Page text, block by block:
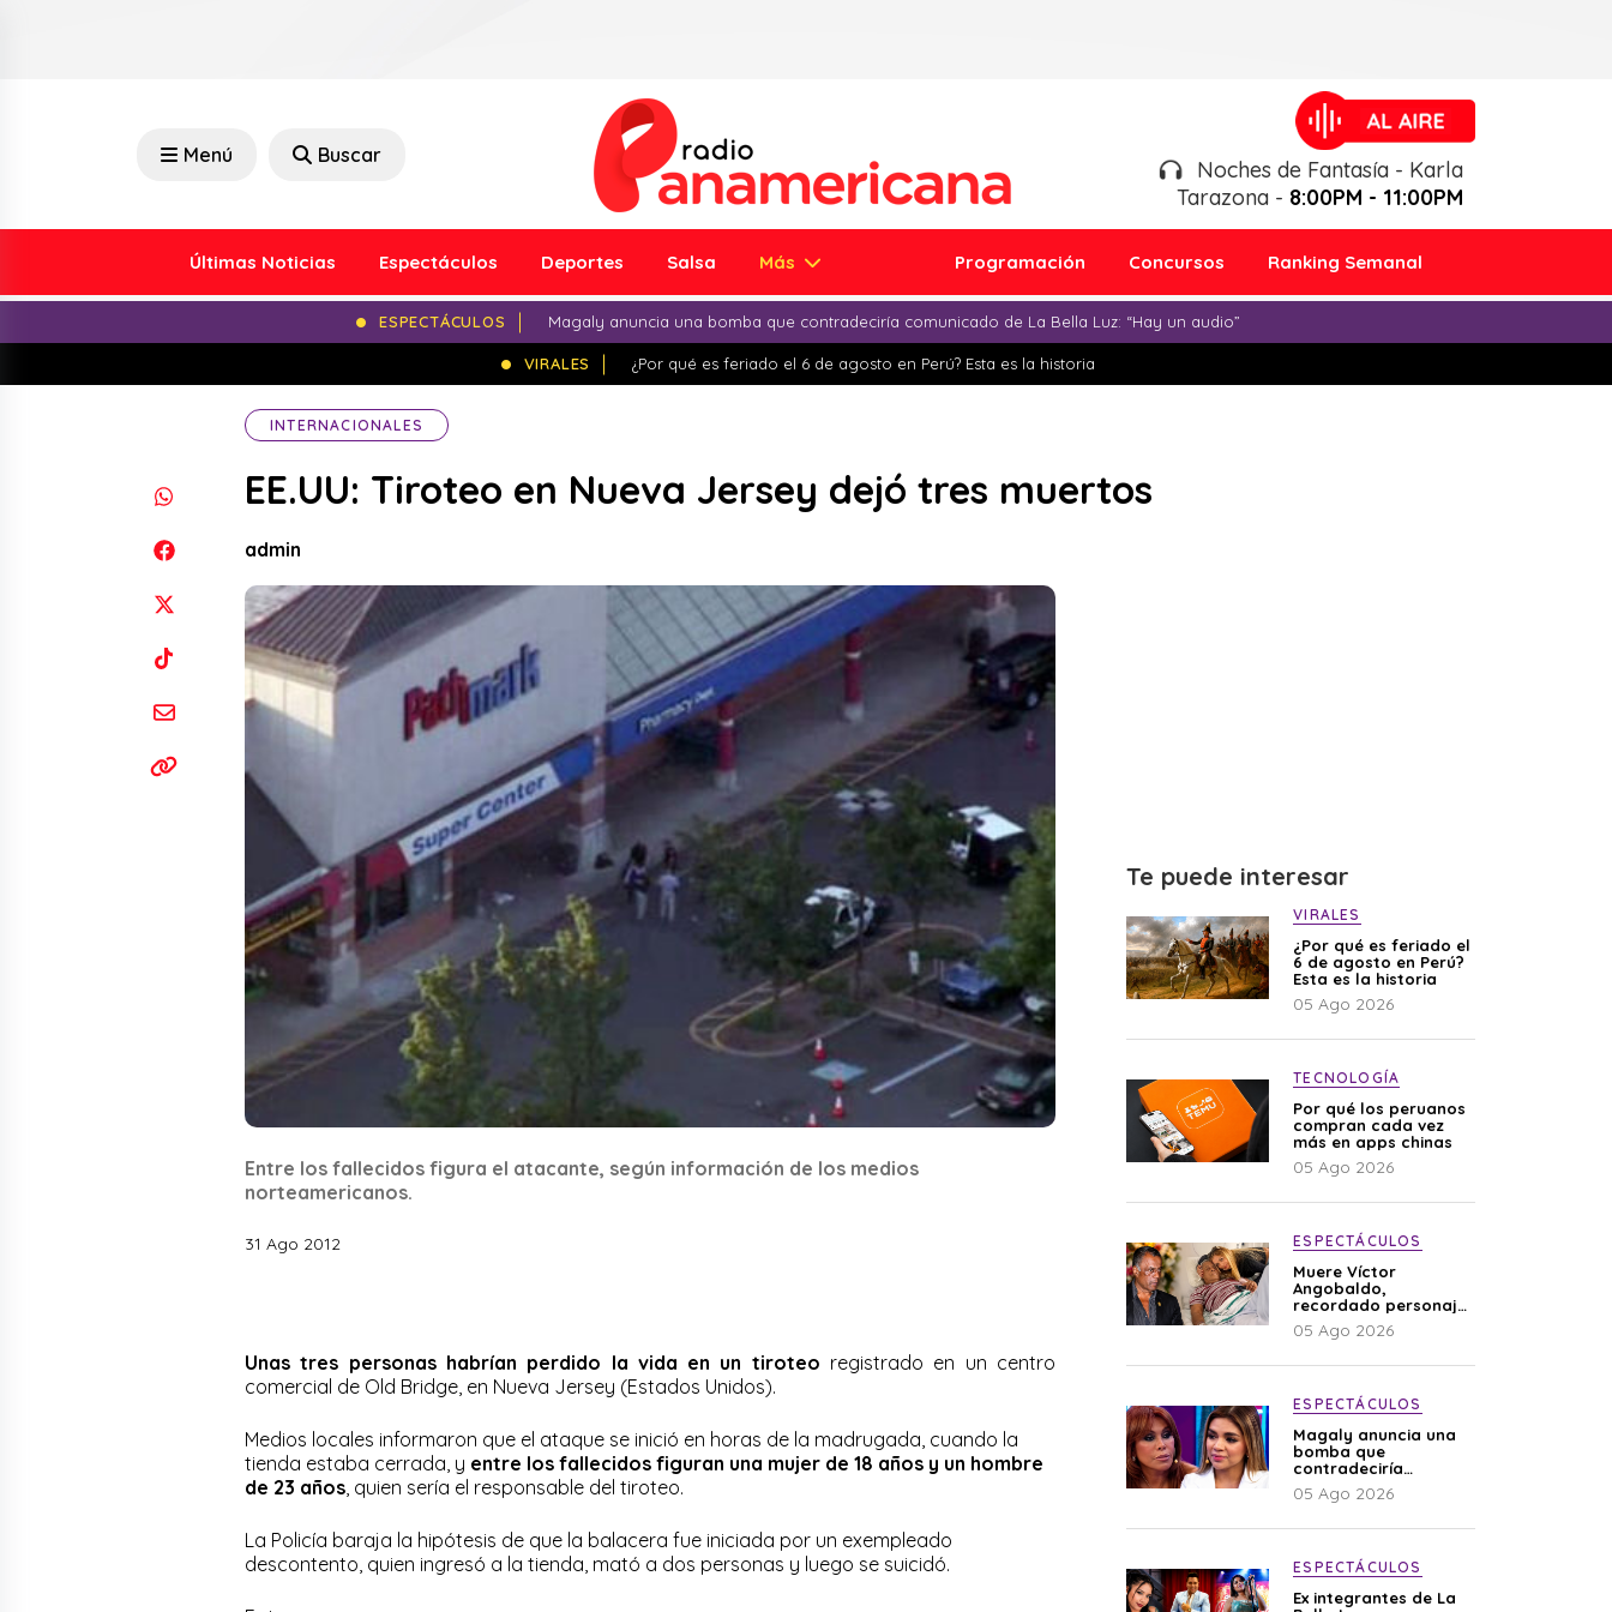
Menú Buscar
Noches de Fantasía - Karla
Tarazona - 8:00PM - 11:00PM
Últimas Noticias Espectáculos Deportes Salsa Más Programación Concursos Ranking Semanal
ESPECTÁCULOS Magaly anuncia una bomba que contradeciría comunicado de La Bella Luz: “Hay un audio”
VIRALES ¿Por qué es feriado el 6 de agosto en Perú? Esta es la historia
INTERNACIONALES
EE.UU: Tiroteo en Nueva Jersey dejó tres muertos
admin
Entre los fallecidos figura el atacante, según información de los medios
norteamericanos.
31 Ago 2012
Unas tres personas habrían perdido la vida en un tiroteo registrado en un centro
comercial de Old Bridge, en Nueva Jersey (Estados Unidos).
Medios locales informaron que el ataque se inició en horas de la madrugada, cuando la
tienda estaba cerrada, y entre los fallecidos figuran una mujer de 18 años y un hombre
de 23 años , quien sería el responsable del tiroteo.
La Policía baraja la hipótesis de que la balacera fue iniciada por un exempleado
descontento, quien ingresó a la tienda, mató a dos personas y luego se suicidó.
Te puede interesar
VIRALES
¿Por qué es feriado el
6 de agosto en Perú?
Esta es la historia
05 Ago 2026
TECNOLOGÍA
Por qué los peruanos
compran cada vez
más en apps chinas
05 Ago 2026
ESPECTÁCULOS
Muere Víctor
Angobaldo,
recordado personaje
de la farándula y
expareja de Shirley
05 Ago 2026
ESPECTÁCULOS
Magaly anuncia una
bomba que
contradeciría
comunicado de La
Bella Luz: “Hay un
05 Ago 2026
ESPECTÁCULOS
Ex integrantes de La